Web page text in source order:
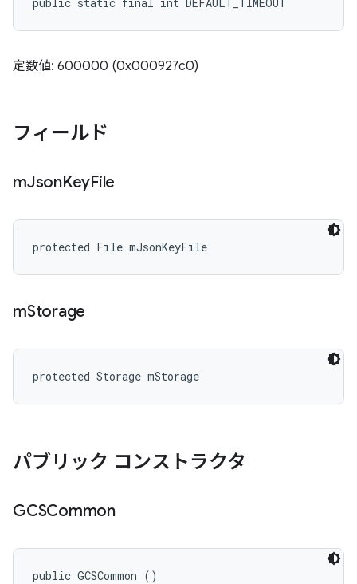
定数値: 600000 (0x000927c0)
フィールド
mJsonKeyFile
protected File mJsonKeyFile
mStorage
protected Storage mStorage
パブリック コンストラクタ
GCSCommon
public GCSCommon ()